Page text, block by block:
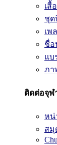
เสื้
ชุด
เพ
ชื่อ
แบ
ภา
ติดต่อจุฬ
หน่
สมุ